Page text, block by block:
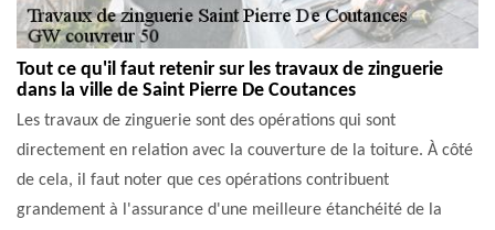
Tout ce qu'il faut retenir sur les travaux de zinguerie
dans la ville de Saint Pierre De Coutances
Les travaux de zinguerie sont des opérations qui sont
directement en relation avec la couverture de la toiture. À côté
de cela, il faut noter que ces opérations contribuent
grandement à l'assurance d'une meilleure étanchéité de la